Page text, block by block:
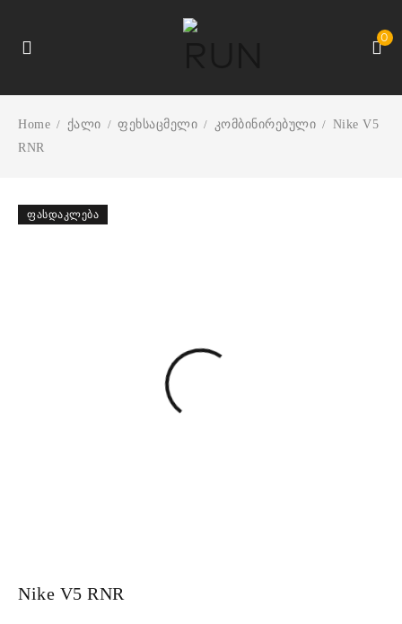
0
Home / ქალი / ფეხსაცმელი / კომბინირებული / Nike V5
RNR
ᲤᲐᲡᲓᲐᲙᲚᲔᲑᲐ
Nike V5 RNR